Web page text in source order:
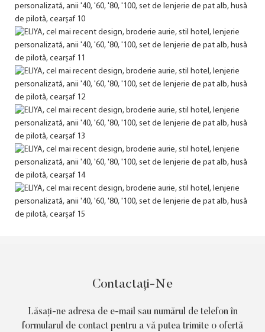
Contactați-Ne
Lăsați-ne adresa de e-mail sau numărul de telefon în
formularul de contact pentru a vă putea trimite o ofertă